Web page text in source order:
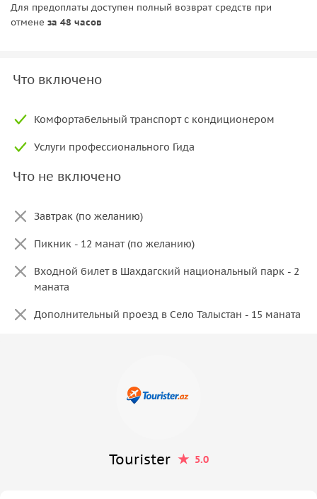
Для предоплаты доступен полный возврат средств при
отмене за 48 часов
Что включено
Комфортабельный транспорт с кондиционером
Услуги профессионального Гида
Что не включено
Завтрак (по желанию)
Пикник - 12 манат (по желанию)
Входной билет в Шахдагский национальный парк - 2
маната
Дополнительный проезд в Село Талыстан - 15 маната
Tourister 5.0